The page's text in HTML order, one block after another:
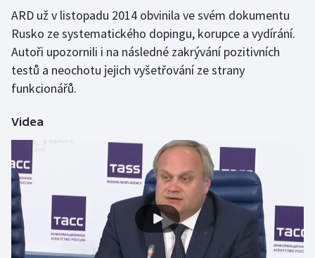
Veslování
Vodní slalom
Volejbal
Ostatní
ARD už v listopadu 2014 obvinila ve svém dokumentu
Rusko ze systematického dopingu, korupce a vydírání.
Autoři upozornili i na následné zakrývání pozitivních
testů a neochotu jejich vyšetřování ze strany
funkcionářů.
Videa